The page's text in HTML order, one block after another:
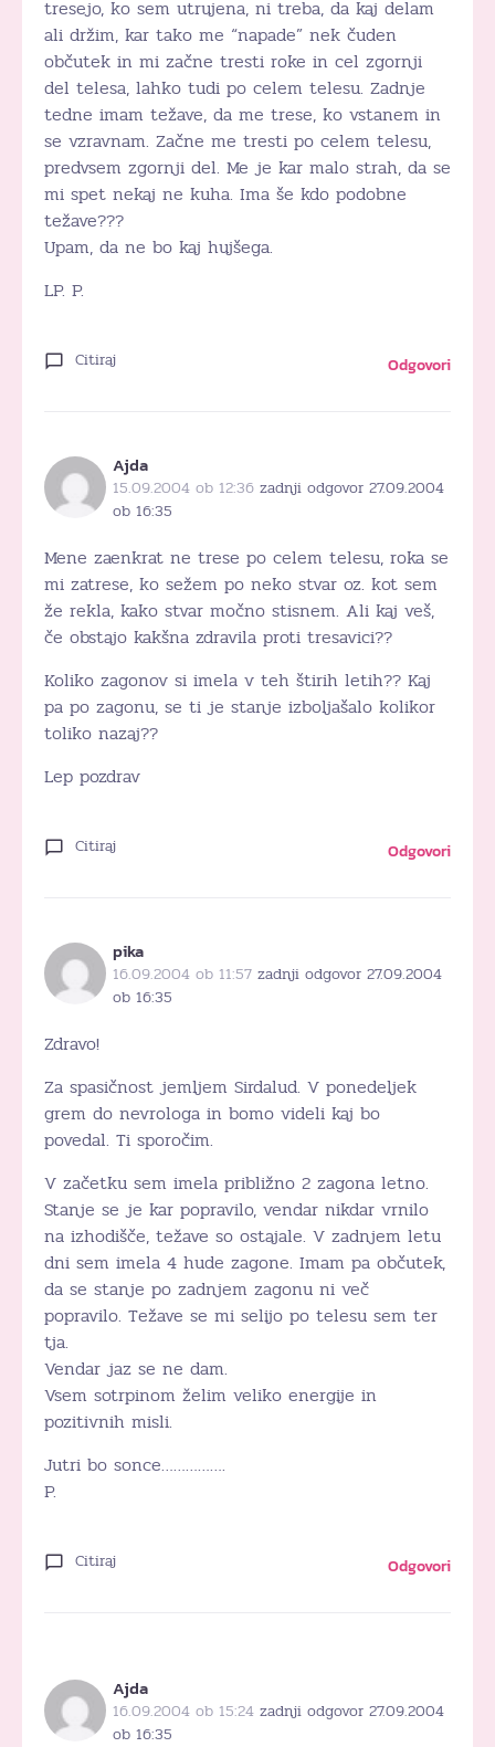
tresejo, ko sem utrujena, ni treba, da kaj delam
ali držim, kar tako me “napade” nek čuden
občutek in mi začne tresti roke in cel zgornji
del telesa, lahko tudi po celem telesu. Zadnje
tedne imam težave, da me trese, ko vstanem in
se vzravnam. Začne me tresti po celem telesu,
predvsem zgornji del. Me je kar malo strah, da se
mi spet nekaj ne kuha. Ima še kdo podobne
težave???
Upam, da ne bo kaj hujšega.
LP. P.
Citiraj Odgovori
Ajda
15.09.2004 ob 12:36 zadnji odgovor 27.09.2004
ob 16:35
Mene zaenkrat ne trese po celem telesu, roka se
mi zatrese, ko sežem po neko stvar oz. kot sem
že rekla, kako stvar močno stisnem. Ali kaj veš,
če obstajo kakšna zdravila proti tresavici??
Koliko zagonov si imela v teh štirih letih?? Kaj
pa po zagonu, se ti je stanje izboljašalo kolikor
toliko nazaj??
Lep pozdrav
Citiraj Odgovori
pika
16.09.2004 ob 11:57 zadnji odgovor 27.09.2004
ob 16:35
Zdravo!
Za spasičnost jemljem Sirdalud. V ponedeljek
grem do nevrologa in bomo videli kaj bo
povedal. Ti sporočim.
V začetku sem imela približno 2 zagona letno.
Stanje se je kar popravilo, vendar nikdar vrnilo
na izhodišče, težave so ostajale. V zadnjem letu
dni sem imela 4 hude zagone. Imam pa občutek,
da se stanje po zadnjem zagonu ni več
popravilo. Težave se mi selijo po telesu sem ter
tja.
Vendar jaz se ne dam.
Vsem sotrpinom želim veliko energije in
pozitivnih misli.
Jutri bo sonce…………….
P.
Citiraj Odgovori
Ajda
16.09.2004 ob 15:24 zadnji odgovor 27.09.2004
ob 16:35